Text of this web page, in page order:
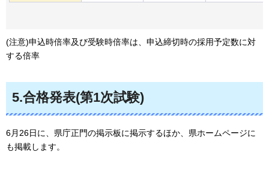
(注意)申込時倍率及び受験時倍率は、申込締切時の採用予定数に対
する倍率
5.合格発表(第1次試験)
6月26日に、県庁正門の掲示板に掲示するほか、県ホームページに
も掲載します。